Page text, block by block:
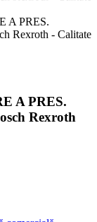
A PRES.
Rexroth